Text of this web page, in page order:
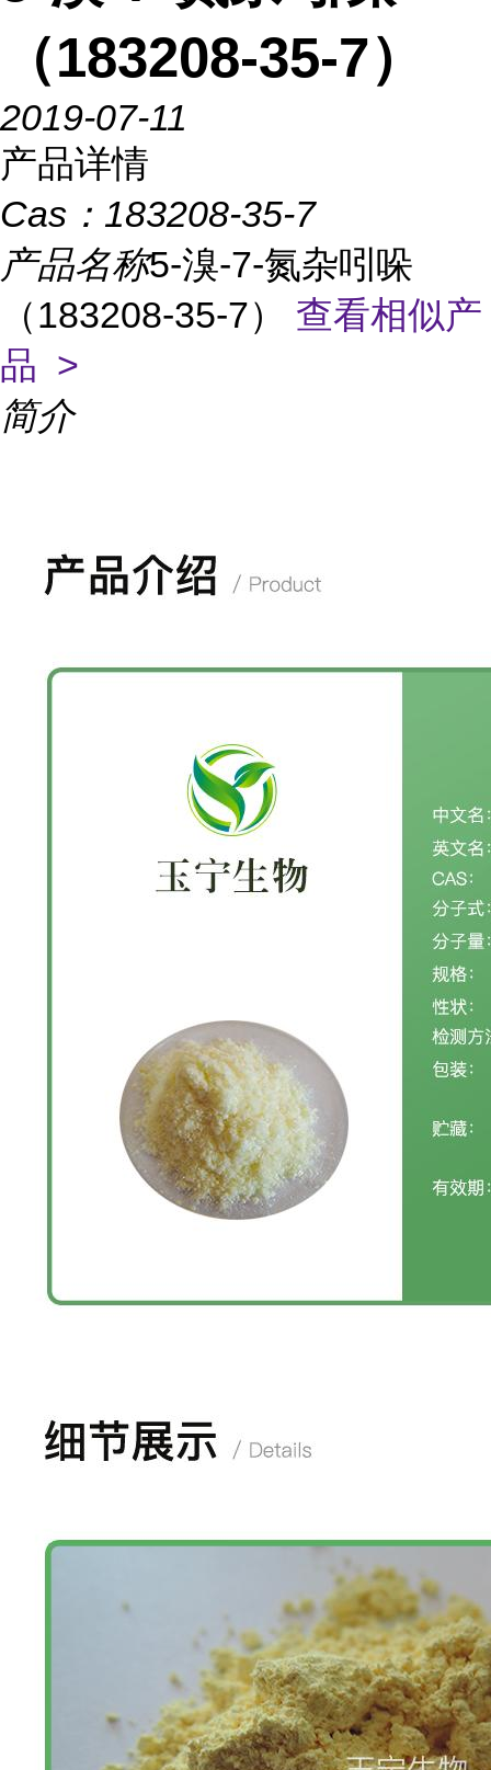
（183208-35-7）
2019-07-11
产品详情
Cas： 183208-35-7
产品名称5-溴-7-氮杂吲哚
（183208-35-7） 查看相似产
品 >
简介